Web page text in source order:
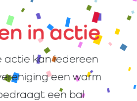
in actie
actie kan iedereen
een warm
een bal